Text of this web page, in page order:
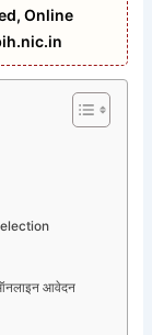
Online
आवेदन